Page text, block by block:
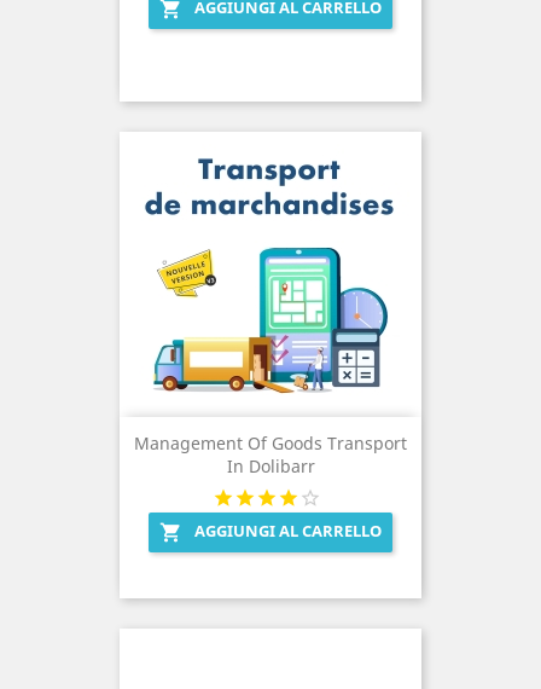
 AGGIUNGI AL CARRELLO
Management Of Goods Transport
In Dolibarr
 AGGIUNGI AL CARRELLO